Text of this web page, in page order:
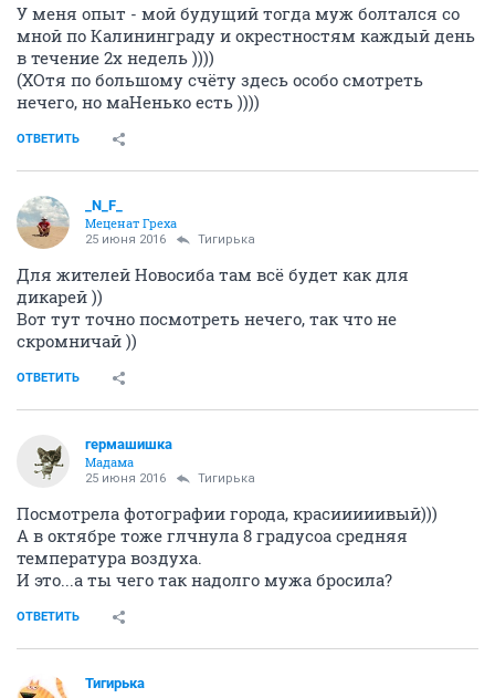
У меня опыт - мой будущий тогда муж болтался со
мной по Калининграду и окрестностям каждый день
в течение 2х недель ))))
(ХОтя по большому счёту здесь особо смотреть
нечего, но маНенько есть ))))
ОТВЕТИТЬ
_N_F_
Меценат Греха
25 июня 2016 Тигирька
Для жителей Новосиба там всё будет как для
дикарей ))
Вот тут точно посмотреть нечего, так что не
скромничай ))
ОТВЕТИТЬ
гермашишка
Мадама
25 июня 2016 Тигирька
Посмотрела фотографии города, красииииивый)))
А в октябре тоже глчнула 8 градусоа средняя
температура воздуха.
И это...а ты чего так надолго мужа бросила?
ОТВЕТИТЬ
Тигирька